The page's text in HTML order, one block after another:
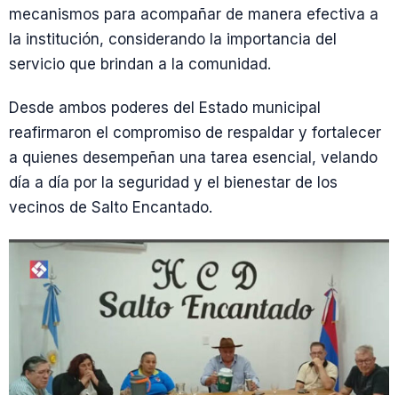
mecanismos para acompañar de manera efectiva a
la institución, considerando la importancia del
servicio que brindan a la comunidad.
Desde ambos poderes del Estado municipal
reafirmaron el compromiso de respaldar y fortalecer
a quienes desempeñan una tarea esencial, velando
día a día por la seguridad y el bienestar de los
vecinos de Salto Encantado.